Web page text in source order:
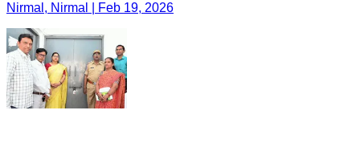
Nirmal, Nirmal | Feb 19, 2026